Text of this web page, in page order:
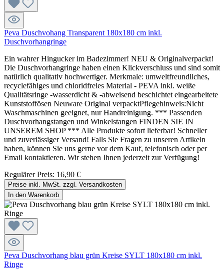
Peva Duschvohang Transparent 180x180 cm inkl.
Duschvorhangringe
Ein wahrer Hingucker im Badezimmer! NEU & Originalverpackt!
Die Duschvorhangringe haben einen Klickverschluss und sind somit
natürlich qualitativ hochwertiger. Merkmale: umweltfreundliches,
recyclefähiges und chloridfreies Material - PEVA inkl. weiße
Qualitätsringe -wasserdicht & -abweisend beschichtet eingearbeitete
Kunststoffösen Neuware Original verpacktPflegehinweis:Nicht
Waschmaschinen geeignet, nur Handreinigung. *** Passenden
Duschvorhangstangen und Winkelstangen FINDEN SIE IN
UNSEREM SHOP *** Alle Produkte sofort lieferbar! Schneller
und zuverlässiger Versand! Falls Sie Fragen zu unseren Artikeln
haben, können Sie uns gerne vor dem Kauf, telefonisch oder per
Email kontaktieren. Wir stehen Ihnen jederzeit zur Verfügung!
Regulärer Preis: 16,90 €
Preise inkl. MwSt. zzgl. Versandkosten
In den Warenkorb
Peva Duschvorhang blau grün Kreise SYLT 180x180 cm inkl.
Ringe